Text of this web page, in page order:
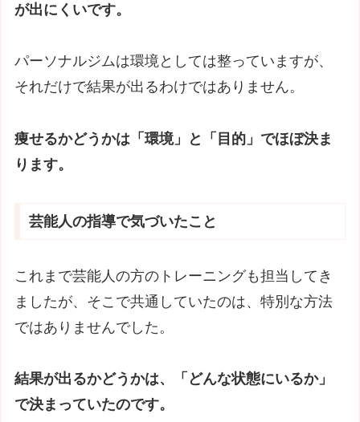
が出にくいです。
パーソナルジムは環境としては整っていますが、
それだけで結果が出るわけではありません。
痩せるかどうかは「環境」と「目的」でほぼ決ま
ります。
芸能人の指導で気づいたこと
これまで芸能人の方のトレーニングも担当してき
ましたが、そこで共通していたのは、特別な方法
ではありませんでした。
結果が出るかどうかは、「どんな状態にいるか」
で決まっていたのです。